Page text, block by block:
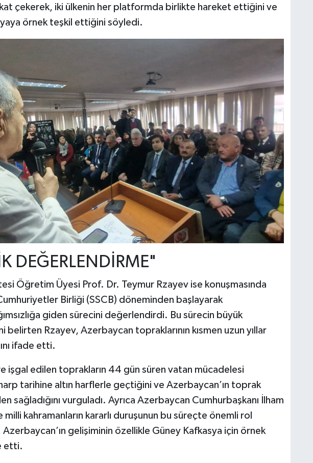
çekerek, iki ülkenin her platformda birlikte hareket ettiğini ve
örnek teşkil ettiğini söyledi.
DEĞERLENDİRME"
Öğretim Üyesi Prof. Dr. Teymur Rzayev ise konuşmasında
Birliği (SSCB) döneminden başlayarak
giden sürecini değerlendirdi. Bu sürecin büyük
belirten Rzayev, Azerbaycan topraklarının kısmen uzun yıllar
ifade etti.
işgal edilen toprakların 44 gün süren vatan mücadelesi
tarihine altın harflerle geçtiğini ve Azerbaycan’ın toprak
sağladığını vurguladı. Ayrıca Azerbaycan Cumhurbaşkanı İlham
milli kahramanların kararlı duruşunun bu süreçte önemli rol
Azerbaycan’ın gelişiminin özellikle Güney Kafkasya için örnek
etti.